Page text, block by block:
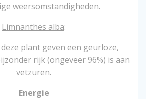
weersomstandigheden.
Limnanthes alba:
plant geven een geurloze,
rijk (ongeveer 96%) is aan
vetzuren.
Energie